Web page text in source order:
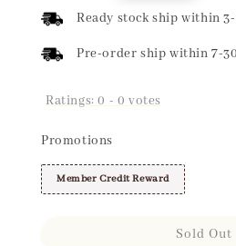
Ready stock ship within
Pre-order ship within 7-
Ratings:0 - 0 votes
Promotions
Member Credit Reward
Sold Out